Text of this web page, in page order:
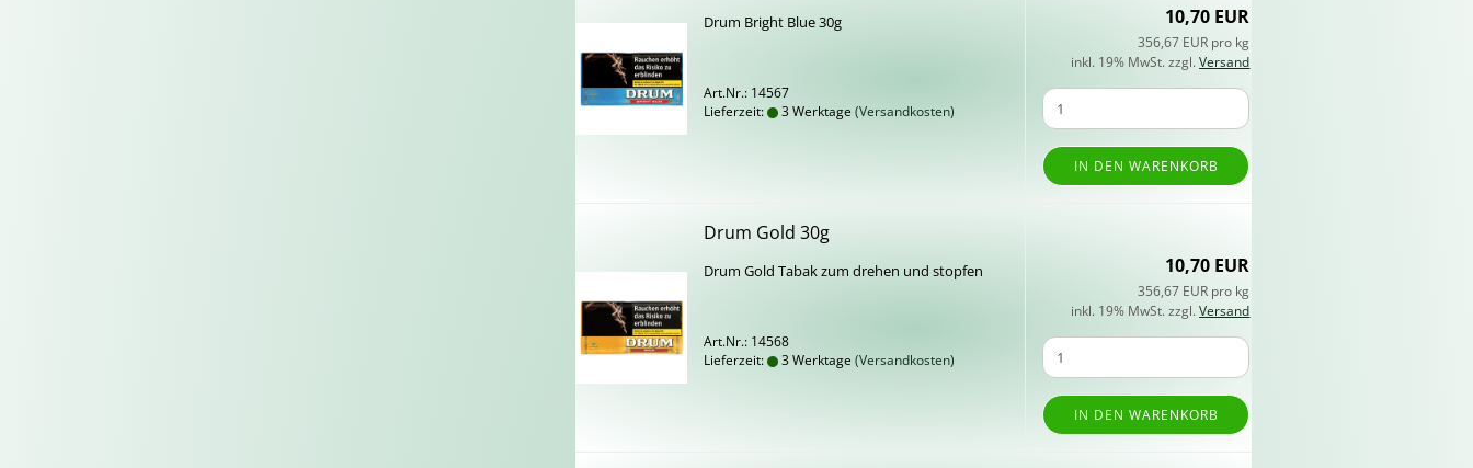
Drum Bright Blue 30g
Art.Nr.: 14567
Lieferzeit:
3 Werktage (Versandkosten)
10,70 EUR
356,67 EUR pro kg
inkl. 19% MwSt. zzgl.Versand
IN DEN WARENKORB
Drum Gold 30g
Drum Gold Tabak zum dre­hen und stop­fen
Art.Nr.: 14568
Lieferzeit:
3 Werktage (Versandkosten)
10,70 EUR
356,67 EUR pro kg
inkl. 19% MwSt. zzgl.Versand
IN DEN WARENKORB